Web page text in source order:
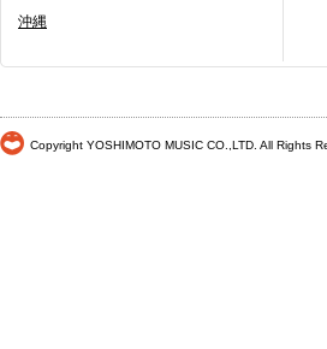
沖縄
Copyright YOSHIMOTO MUSIC CO.,LTD. All Rights